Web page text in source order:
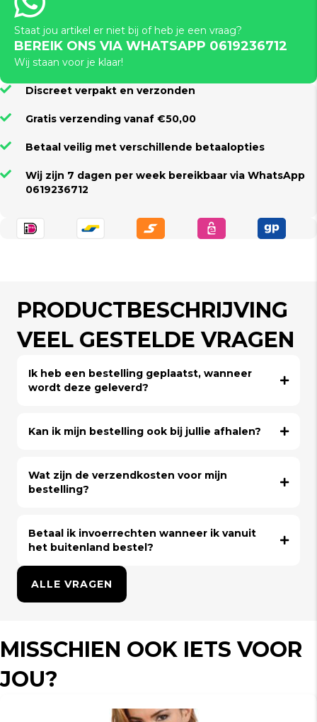
Staat jou artikel er niet bij of heb je een vraag?
BEREIK ONS VIA WHATSAPP 0619236712
Wij staan voor je klaar!
Discreet verpakt en verzonden
Gratis verzending vanaf €50,00
Betaal veilig met verschillende betaalopties
Wij zijn 7 dagen per week bereikbaar via WhatsApp
0619236712
PRODUCTBESCHRIJVING
VEEL GESTELDE VRAGEN
Ik heb een bestelling geplaatst, wanneer
wordt deze geleverd?
Kan ik mijn bestelling ook bij jullie afhalen?
Wat zijn de verzendkosten voor mijn
bestelling?
Betaal ik invoerrechten wanneer ik vanuit
het buitenland bestel?
ALLE VRAGEN
MISSCHIEN OOK IETS VOOR
JOU?